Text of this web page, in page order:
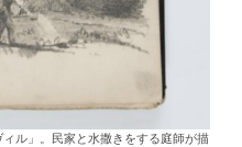
ル」。民家と水撒きをする庭師が描